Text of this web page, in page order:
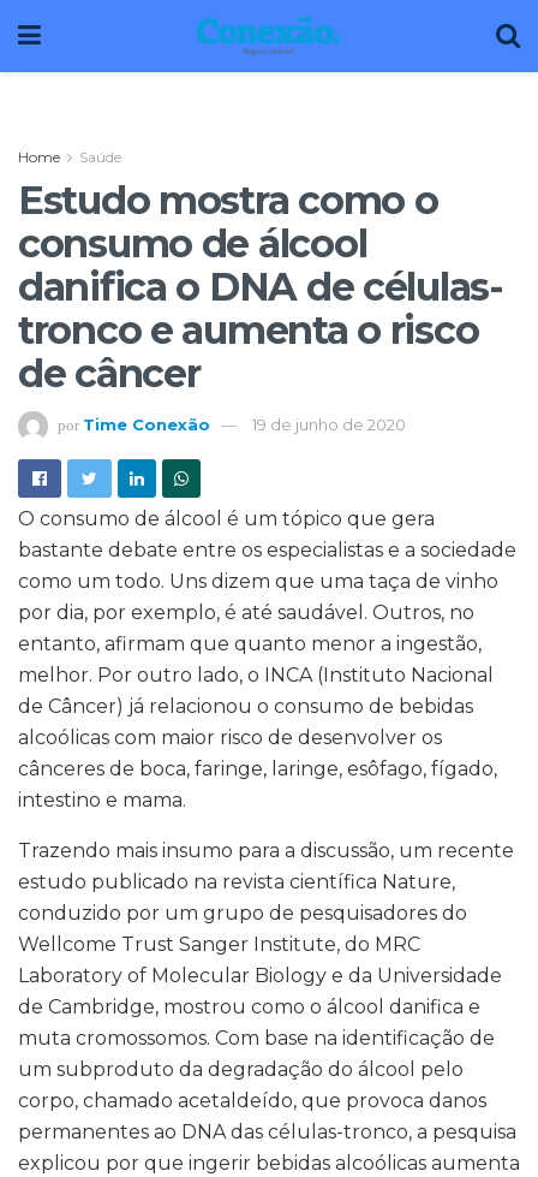
Home Saúde
Estudo mostra como o
consumo de álcool
danifica o DNA de células-
tronco e aumenta o risco
de câncer
por Time Conexão 19 de junho de 2020
O consumo de álcool é um tópico que gera
bastante debate entre os especialistas e a sociedade
como um todo. Uns dizem que uma taça de vinho
por dia, por exemplo, é até saudável. Outros, no
entanto, afirmam que quanto menor a ingestão,
melhor. Por outro lado, o
INCA (Instituto Nacional
de Câncer) já relacionou o consumo de bebidas
alcoólicas com maior risco de desenvolver os
cânceres de boca, faringe, laringe, esôfago, fígado,
intestino e mama.
Trazendo mais insumo para a discussão, um recente
estudo publicado na revista científica Nature,
conduzido por um grupo de pesquisadores do
Wellcome Trust Sanger Institute, do MRC
Laboratory of Molecular Biology e da Universidade
de Cambridge, mostrou como o álcool danifica e
muta cromossomos. Com base na identificação de
um subproduto da degradação do álcool pelo
corpo, chamado acetaldeído, que provoca danos
permanentes ao DNA das células-tronco, a pesquisa
explicou por que ingerir bebidas alcoólicas aumenta